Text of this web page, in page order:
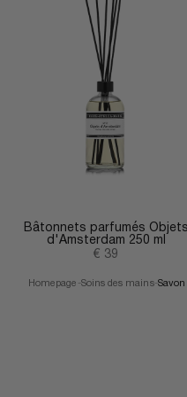
Bâtonnets parfumés Objets
d'Amsterdam 250 ml
Prix de vente
€ 39
Homepage -Soins des mains-